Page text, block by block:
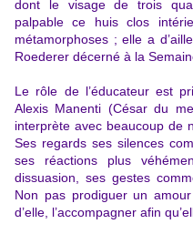
dont le visage de trois
palpable ce huis clos
métamorphoses ; elle a
Roederer décerné à la
Le rôle de l’éducateur est
Alexis Manenti (César du
interprète avec beaucoup de
Ses regards ses silences
ses réactions plus
dissuasion, ses gestes
Non pas prodiguer un
d’elle, l’accompagner afin